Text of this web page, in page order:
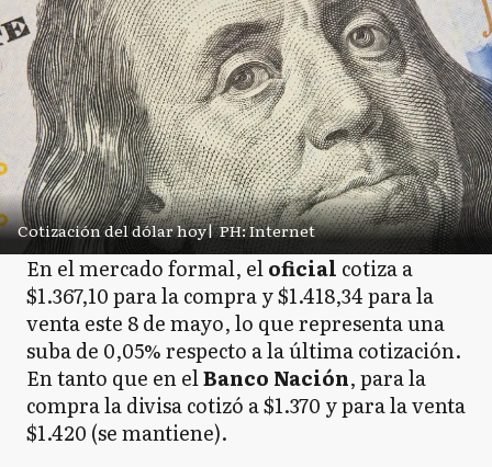
Cotización del dólar hoy| PH: Internet
En el mercado formal, eloficial cotiza a
$1.367,10 para la compra y $1.418,34 para la
venta este 8 de mayo, lo que representa una
suba de 0,05% respecto a la última cotización.
En tanto que en elBanco Nación, para la
compra la divisa cotizó a $1.370 y para la venta
$1.420 (se mantiene).